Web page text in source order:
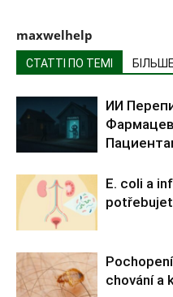
maxwelhelp
СТАТТІ ПО ТЕМІ
ИИ
E. coli a
chování a